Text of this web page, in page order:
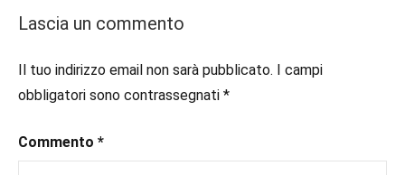
#consigliodilettura,
#fantasy,
#instalibri,
#italianblogger
Lascia un commento
Il tuo indirizzo email non sarà pubblicato. I campi
obbligatori sono contrassegnati *
Commento *